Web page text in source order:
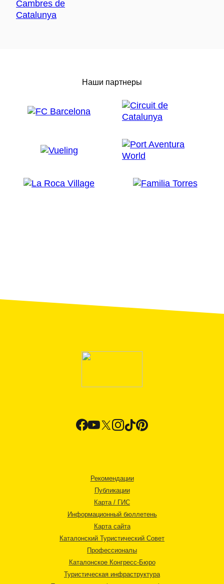
Наши партнеры
Рекомендации
Публикации
Карта / ГИС
Информационный бюллетень
Карта сайта
Каталонский Туристический Совет
Профессионалы
Каталонское Конгресс-Бюро
Туристическая инфраструктура